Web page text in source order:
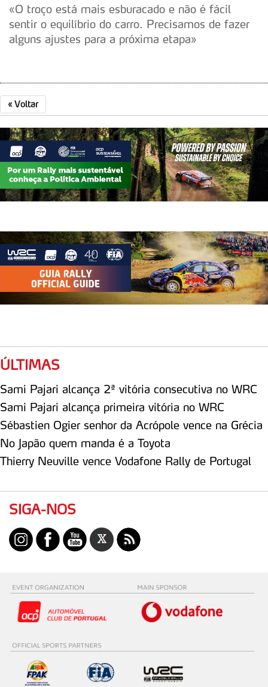
parceiros e organizações na UE e em países terceiros.
O ACP garantirá que as transferências internacionais de
necessário no contexto dos serviços a prestar.
Realçamos que o bloqueio de certo tipo de Cookies e
tecnologias similares pode ter impacto na sua
experiência de navegação no Website e nos serviços
disponibilizados.
Consulte a política de cookies do site.
«O troço está mais esburacado e não é fácil
sentir o equilíbrio do carro. Precisamos de fazer
alguns ajustes para a próxima etapa»
« Voltar
ÚLTIMAS
Sami Pajari alcança 2ª vitória consecutiva no WRC
Sami Pajari alcança primeira vitória no WRC
Sébastien Ogier senhor da Acrópole vence na Grécia
No Japão quem manda é a Toyota
Thierry Neuville vence Vodafone Rally de Portugal
SIGA-NOS